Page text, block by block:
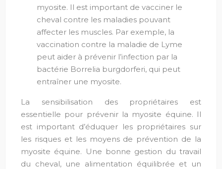
myosite. Il est important de vacciner le
cheval contre les maladies pouvant
affecter les muscles. Par exemple, la
vaccination contre la maladie de Lyme
peut aider à prévenir l’infection par la
bactérie Borrelia burgdorferi, qui peut
entraîner une myosite.
La sensibilisation des propriétaires est
essentielle pour prévenir la myosite équine. Il
est important d’éduquer les propriétaires sur
les risques et les moyens de prévention de la
myosite équine. Une bonne gestion du travail
du cheval, une alimentation équilibrée et un